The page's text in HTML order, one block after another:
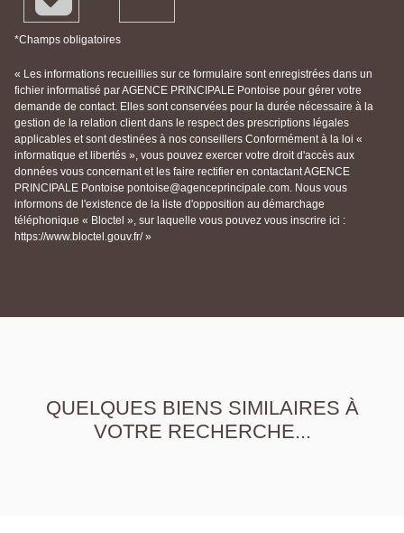
*Champs obligatoires
« Les informations recueillies sur ce formulaire sont enregistrées dans un
fichier informatisé par AGENCE PRINCIPALE Pontoise pour gérer votre
demande de contact. Elles sont conservées pour la durée nécessaire à la
gestion de la relation client dans le respect des prescriptions légales
applicables et sont destinées à nos conseillers Conformément à la loi «
informatique et libertés », vous pouvez exercer votre droit d'accès aux
données vous concernant et les faire rectifier en contactant AGENCE
PRINCIPALE Pontoise pontoise@agenceprincipale.com. Nous vous
informons de l'existence de la liste d'opposition au démarchage
téléphonique « Bloctel », sur laquelle vous pouvez vous inscrire ici :
https://www.bloctel.gouv.fr/ »
QUELQUES BIENS SIMILAIRES À
VOTRE RECHERCHE...